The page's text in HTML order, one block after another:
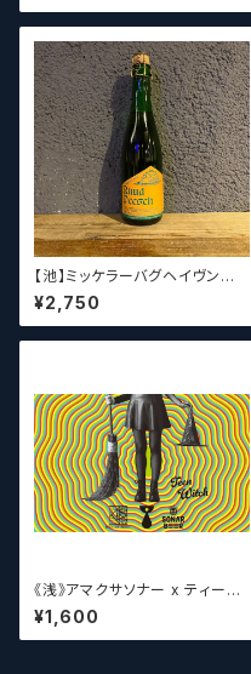
【池】ミッケラーバグヘイヴン
ルードペッシュ Mikkeller Bag
haven Ruud Peesch
¥2,750
《浅》アマクサソナー x ティーン
エイジ x ウィッチクラフト / Am
akusa sonar x Teenage Br
ewing ×WITCH CRAFT Tee
¥1,600